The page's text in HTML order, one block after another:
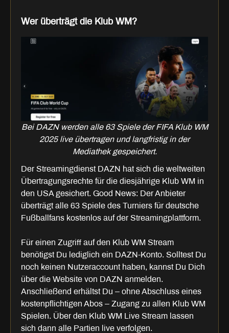
Wer überträgt die Klub WM?
Bei DAZN werden alle 63 Spiele der FIFA Klub WM
2025 live übertragen und langfristig in der
Mediathek gespeichert.
Der Streamingdienst DAZN hat sich die weltweiten
Übertragungsrechte für die diesjährige Klub WM in
den USA gesichert. Good News: Der Anbieter
überträgt alle 63 Spiele des Turniers für deutsche
Fußballfans kostenlos auf der Streamingplattform.
Für einen Zugriff auf den Klub WM Stream
benötigst Du lediglich ein DAZN-Konto. Solltest Du
noch keinen Nutzeraccount haben, kannst Du Dich
über die Website von DAZN anmelden.
Anschließend erhältst Du – ohne Abschluss eines
kostenpflichtigen Abos – Zugang zu allen Klub WM
Spielen. Über den Klub WM Live Stream lassen
sich dann alle Partien live verfolgen.